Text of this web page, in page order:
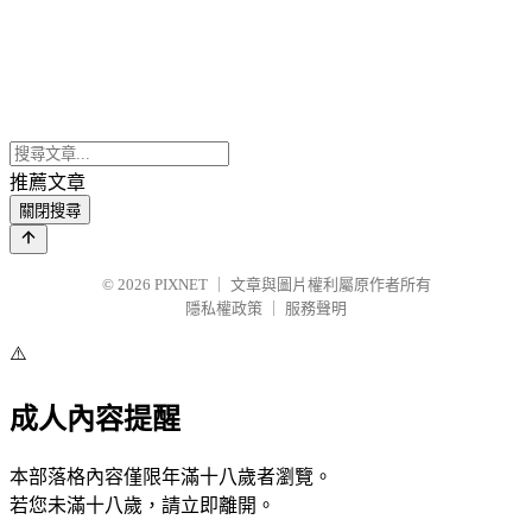
推薦文章
關閉搜尋
© 2026 PIXNET
文章與圖片權利屬原作者所有
隱私權政策
服務聲明
⚠️
成人內容提醒
本部落格內容僅限年滿十八歲者瀏覽。
若您未滿十八歲，請立即離開。